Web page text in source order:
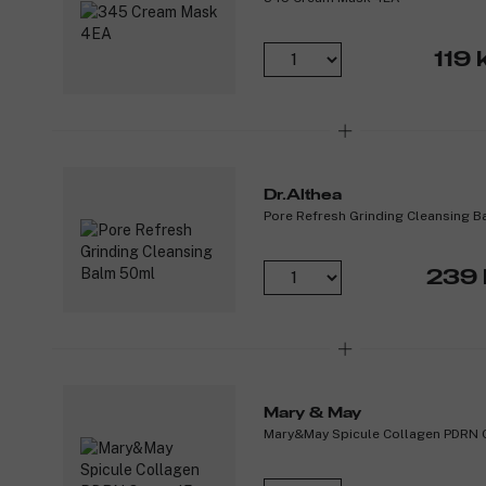
119
Dr.Althea
Pore Refresh Grinding Cleansing
239
Mary & May
Mary&May Spicule Collagen PDRN